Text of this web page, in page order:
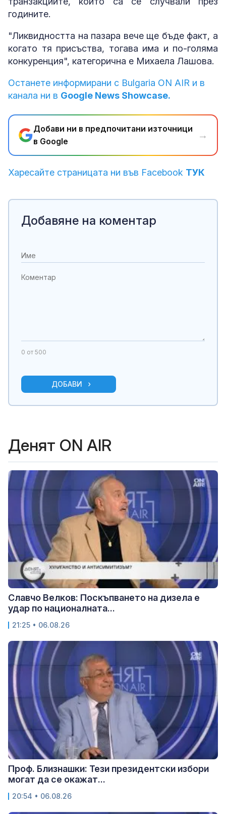
годините.
"Ликвидността на пазара вече ще бъде факт, а
когато тя присъства, тогава има и по-голяма
конкуренция", категорична е Михаела Лашова.
Останете информирани с Bulgaria ON AIR и в
канала ни в Google News Showcase.
Добави ни в предпочитани източници
в Google
→
Харесайте страницата ни във Facebook ТУК
Добавяне на коментар
0 от 500
ДОБАВИ
Денят ON AIR
Славчо Велков: Поскъпването на дизела е
удар по националната...
21:25 • 06.08.26
Проф. Близнашки: Тези президентски избори
могат да се окажат...
20:54 • 06.08.26